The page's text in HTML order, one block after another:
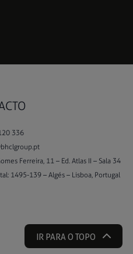
336
Ferreira, 11 – Ed. Atlas II – Sala 34
1495-139 – Algés – Lisboa, Portugal
IR PARA O TOPO